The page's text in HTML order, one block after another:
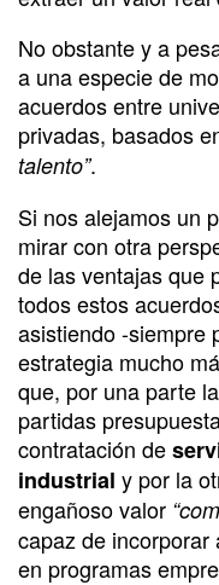
No obstante y a
a una especie de
acuerdos entre
privadas, basados
talento”.
Si nos alejamos un
mirar con otra
de las ventajas que
todos estos
asistiendo -siempre
estrategia mucho
que, por una parte
partidas
contratación de
industrial y por la
engañoso valor
capaz de
en programas